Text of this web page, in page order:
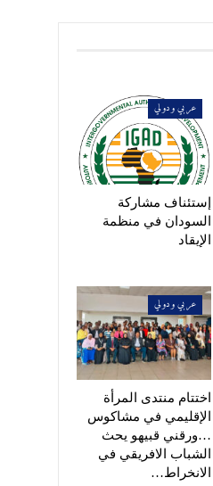
عربي ودولي
إستئناف مشاركة
السودان في منظمة
الإيقاد
عربي ودولي
اختتام منتدى المرأة
الإقليمي في مشاكوس
…ورقني قبيهو يحث
الشباب الافريقي في
الانخراط…